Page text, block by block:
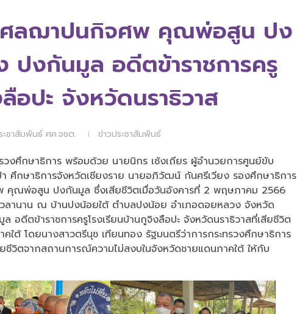
ศลฌาปนกิจศพ คุณพ่อสูน ปง
งกันมูล อดีตข้าราชการครู
อปะ จังหวัดนราธิวาส
ะชาสัมพันธ์ ศค.จชต. ข่าวประชาสัมพันธ์
ศึกษาธิการ พร้อมด้วย นายนิกร เซ้งเถียร ผู้อำนวยการศูนย์ขับ
ศึกษาธิการจังหวัดเชียงราย นายอภิวัฒน์ กันศรีเวียง รองศึกษาธิการ
ณพ่อสูน ปงกันมูล ซึ่งเสียชีวิตเมื่อวันอังคารที่ 2 พฤษภาคม 2566
ลานาน ณ บ้านปงน้อยใต้ ตำบลปงน้อย อำเภอดอยหลวง จังหวัด
ดีตข้าราชการครูโรงเรียนบ้านกูจิงลือปะ จังหวัดนราธิวาสที่เสียชีวิต
ต้ โดยนางสาวตรีนุช เทียนทอง รัฐมนตรีว่าการกระทรวงศึกษาธิการ
ชีวิตจากสถานการณ์ความไม่สงบในจังหวัดชายแดนภาคใต้ ให้กับ